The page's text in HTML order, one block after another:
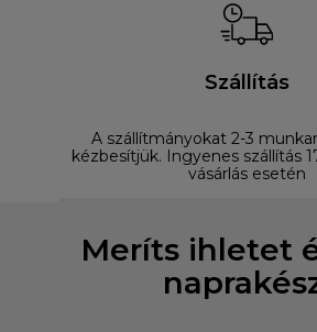
Szállítás
A szállítmányokat 2-3
kézbesítjük. Ingyenes szállítás
vásárlás esetén
Meríts ihletet